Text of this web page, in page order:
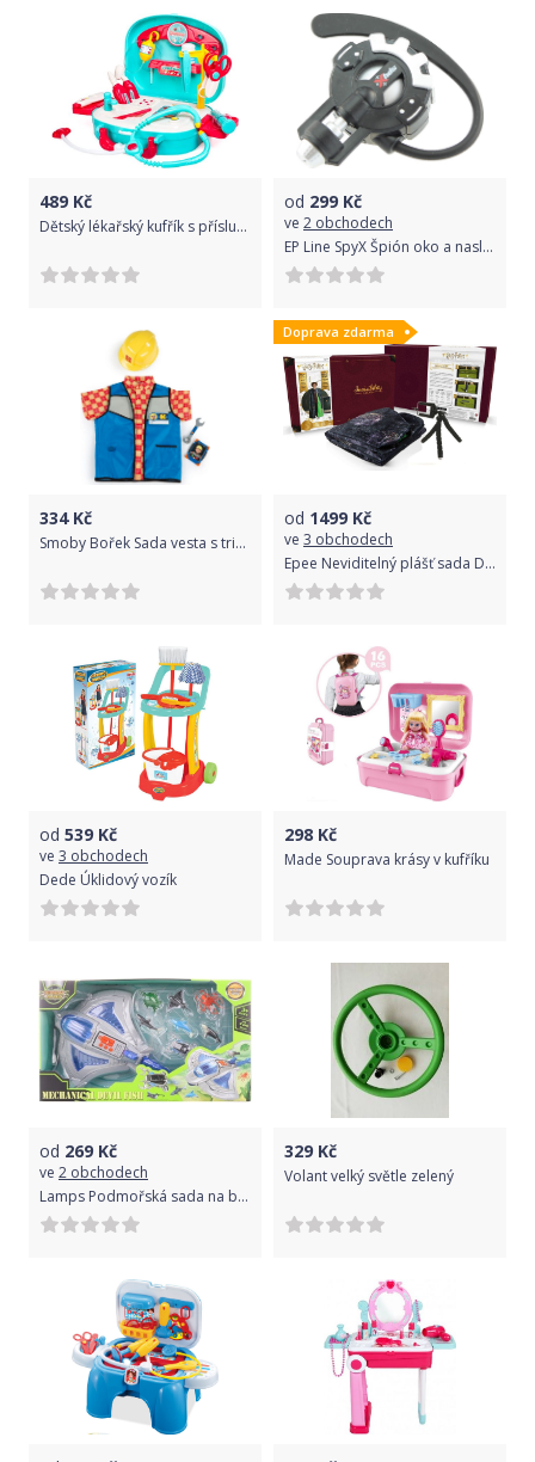
489 Kč
Dětský lékařský kufřík s příslušenstvím
od 299 Kč
ve 2 obchodech
EP Line SpyX Špión oko a naslouchátko
334Kč
Smoby Bořek Sada vesta s tričkem a helma
Doprava zdarma
od 1499 Kč
ve 3 obchodech
Epee Neviditelný plášť sada DeLuxe
od 539 Kč
ve 3 obchodech
Dede Úklidový vozík
298 Kč
Made Souprava krásy v kufříku
od 269 Kč
ve 2 obchodech
Lamps Podmořská sada na baterie
329 Kč
Volant velký světle zelený